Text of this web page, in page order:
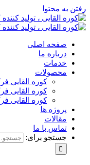
رفتن به محتوا
صفحه اصلی
درباره ما
خدمات
محصولات
کوره القایی
کوره القایی
کوره القایی
پروژه ها
مقالات
تماس با ما
جستجو برای: